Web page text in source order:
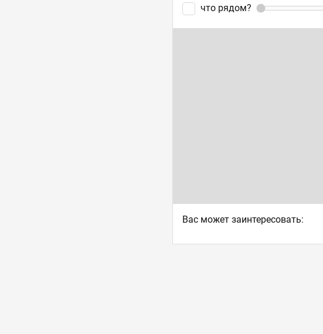
что рядом?
Ваc может заинтересовать: